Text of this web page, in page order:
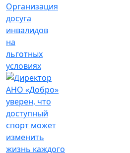
Организация
досуга
инвалидов
на
льготных
условиях